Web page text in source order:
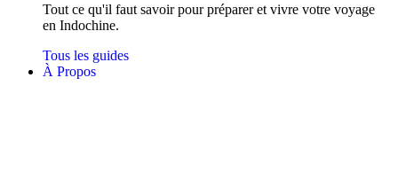
Tout ce qu'il faut savoir pour préparer et vivre votre voyage
en Indochine.
Tous les guides
À Propos